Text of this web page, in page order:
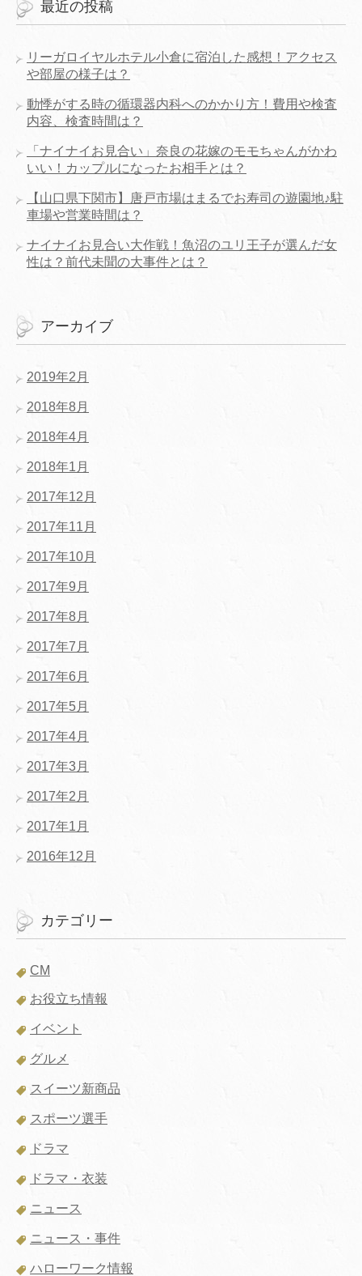
最近の投稿
リーガロイヤルホテル小倉に宿泊した感想！アクセス
や部屋の様子は？
動悸がする時の循環器内科へのかかり方！費用や検査
内容、検査時間は？
「ナイナイお見合い」奈良の花嫁のモモちゃんがかわ
いい！カップルになったお相手とは？
【山口県下関市】唐戸市場はまるでお寿司の遊園地♪駐
車場や営業時間は？
ナイナイお見合い大作戦！魚沼のユリ王子が選んだ女
性は？前代未聞の大事件とは？
アーカイブ
2019年2月
2018年8月
2018年4月
2018年1月
2017年12月
2017年11月
2017年10月
2017年9月
2017年8月
2017年7月
2017年6月
2017年5月
2017年4月
2017年3月
2017年2月
2017年1月
2016年12月
カテゴリー
CM
お役立ち情報
イベント
グルメ
スイーツ新商品
スポーツ選手
ドラマ
ドラマ・衣装
ニュース
ニュース・事件
ハローワーク情報